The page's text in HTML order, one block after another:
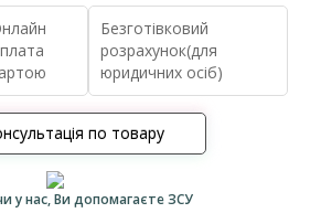
Безготівковий
розрахунок(для
юридичних осіб)
по товару
у нас, Ви допомагаєте ЗСУ